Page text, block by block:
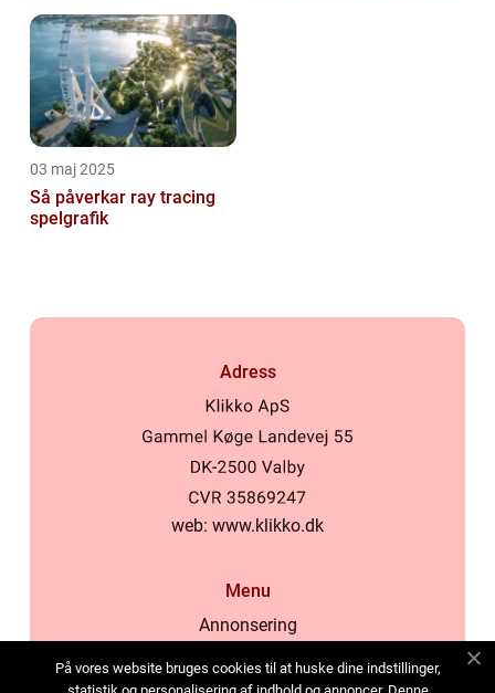
03 maj 2025
Så påverkar ray tracing
spelgrafik
Adress
web: www.klikko.dk
Menu
Annonsering
Cookies
På vores website bruges cookies til at huske dine indstillinger,